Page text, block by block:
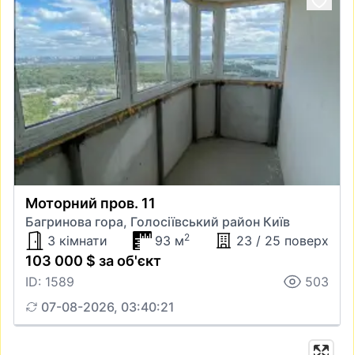
Моторний пров. 11
Багринова гора, Голосіївський район Київ
3 кімнати
93 м2 23 / 25 поверх
103 000 $ за об'єкт
ID: 1589
503
07-08-2026, 03:40:21